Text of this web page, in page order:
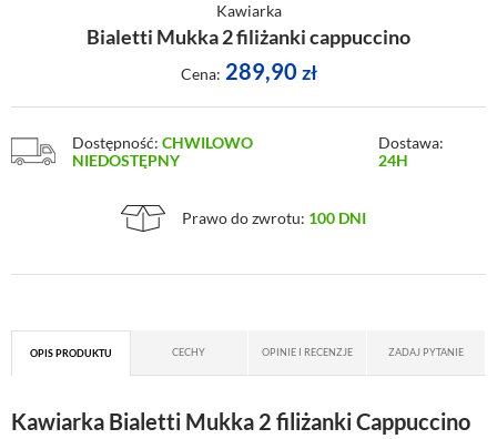
Kawiarka
Bialetti Mukka 2 filiżanki cappuccino
Cena: 289,90 zł
Dostępność: CHWILOWO
NIEDOSTĘPNY
Dostawa:
24H
Prawo do zwrotu: 100 DNI
OPIS PRODUKTU CECHY OPINIE I RECENZJE ZADAJ PYTANIE
Kawiarka Bialetti Mukka 2 filiżanki Cappuccino